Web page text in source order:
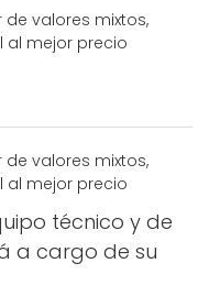
técnico y de
a cargo de su